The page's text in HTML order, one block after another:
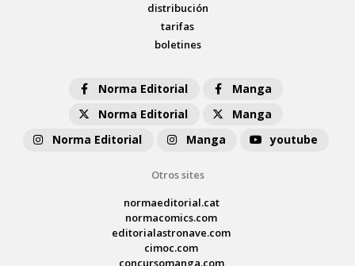
distribución
tarifas
boletines
Norma Editorial
Manga
Norma Editorial
Manga
Norma Editorial
Manga youtube
Otros sites
normaeditorial.cat
normacomics.com
editorialastronave.com
cimoc.com
concursomanga.com